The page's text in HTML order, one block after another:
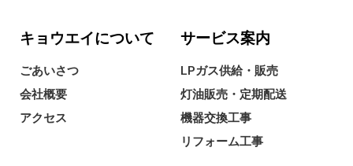
キョウエイについて
ごあいさつ
会社概要
アクセス
サービス案内
LPガス供給・販売
灯油販売・定期配送
機器交換工事
リフォーム工事